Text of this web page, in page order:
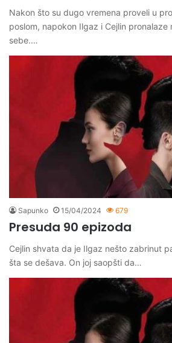
Nakon što su dugo vremena proveli u
poslom, napokon Ilgaz i Cejlin pronalaze
sebe.…
Sapunko 15/04/2024 679
Presuda 90 epizoda
Cejlin shvata da je Ilgaz nešto zabrinut
šta se dešava. On joj saopšti da…